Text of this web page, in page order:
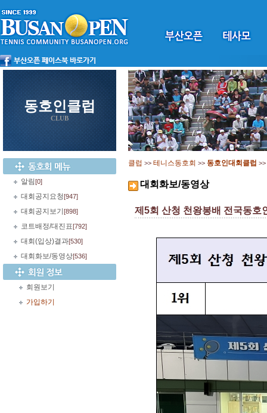
동호인클럽
CLUB
알림[0]
대회공지요청[947]
대회공지보기 [898]
코트배정/대진표[792]
대회(입상)결과[530]
대회화보/동영상[536]
회원보기
가입하기
클럽 >> 테니스동호회 >> 동호인대회클럽 >>
대회화보/동영상
제5회 산청 천왕봉배 전국동호